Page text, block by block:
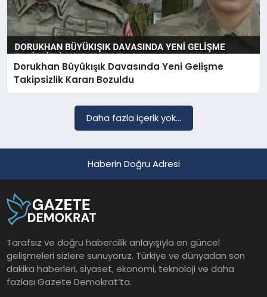
MAGAZIN
SAĞLIK
YAŞAM
Dorukhan Büyükışık Davasında Yeni Gelişme
Takipsizlik Kararı Bozuldu
Daha fazla içerik yok...
Haberin Doğru Adresi
Tarafsız ve doğru habercilik anlayışıyla en güncel
gelişmeleri sizlere sunuyoruz. Türkiye ve dünyadan son
dakika haberleri, siyaset, ekonomi, teknoloji ve daha
fazlası Gazete Demokrat’ta.